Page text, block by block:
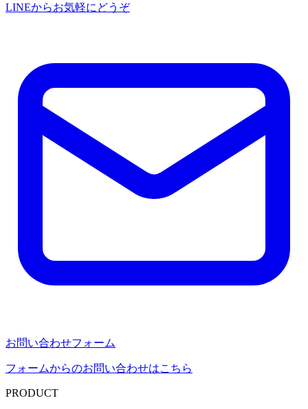
LINEからお気軽にどうぞ
お問い合わせフォーム
フォームからのお問い合わせはこちら
PRODUCT